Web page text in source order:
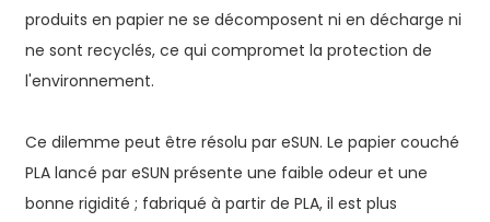
produits en papier ne se décomposent ni en décharge ni
ne sont recyclés, ce qui compromet la protection de
l'environnement.
Ce dilemme peut être résolu par eSUN. Le papier couché
PLA lancé par eSUN présente une faible odeur et une
bonne rigidité ; fabriqué à partir de PLA, il est plus